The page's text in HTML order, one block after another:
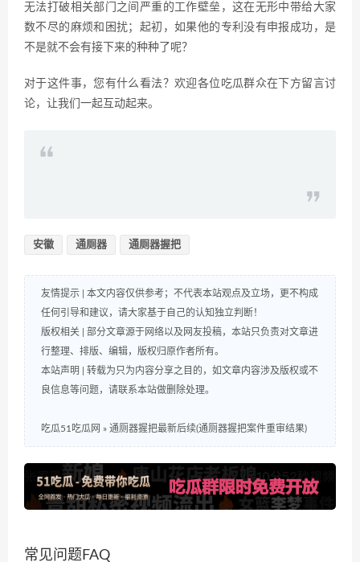
无法打破相关部门之间严重的工作壁垒，这在无形中带给大家
数不尽的麻烦和困扰；起初，如果他的专利没有申报成功，是
不是就不会有接下来的种种了呢？
对于这件事，您有什么看法？欢迎各位吃瓜群众在下方留言讨
论，让我们一起互动起来。
安徽 通厕器 通厕器握把
友情提示 | 本文内容仅供参考；不代表本站观点及立场，更不构成
任何引导和建议，请大家基于自己的认知独立判断！
版权相关 | 部分文章源于网络以及网友投稿，本站只负责对文章进
行整理、排版、编辑，版权归原作者所有。
本站声明 | 转载为只为内容分享之目的，如文章内容涉及版权或不
良信息等问题，请联系本站做删除处理。
吃瓜51吃瓜网 » 通厕器握把最新后续(通厕器握把案件重审结果)
常见问题FAQ